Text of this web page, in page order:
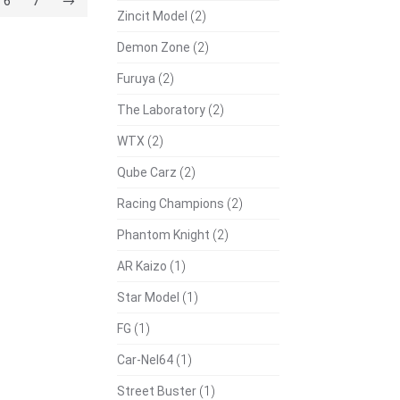
Zincit Model (2)
Demon Zone (2)
Furuya (2)
The Laboratory (2)
WTX (2)
Qube Carz (2)
Racing Champions (2)
Phantom Knight (2)
AR Kaizo (1)
Star Model (1)
FG (1)
Car-Nel64 (1)
Street Buster (1)